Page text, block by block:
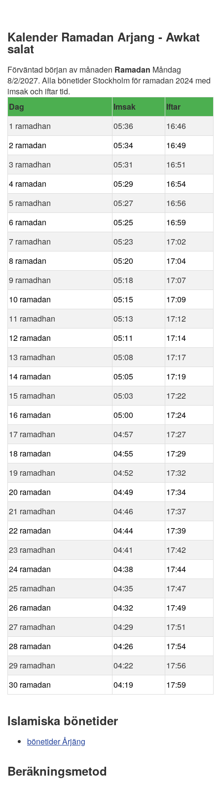
Kalender Ramadan Arjang - Awkat
salat
Förväntad början av månaden Ramadan Måndag
8/2/2027. Alla bönetider Stockholm för ramadan 2024 med
imsak och iftar tid.
Dag
Imsak
Iftar
1 ramadhan
05:36
16:46
2 ramadan
05:34
16:49
3 ramadhan
05:31
16:51
4 ramadan
05:29
16:54
5 ramadhan
05:27
16:56
6 ramadan
05:25
16:59
7 ramadhan
05:23
17:02
8 ramadan
05:20
17:04
9 ramadhan
05:18
17:07
10 ramadan
05:15
17:09
11 ramadhan
05:13
17:12
12 ramadan
05:11
17:14
13 ramadhan
05:08
17:17
14 ramadan
05:05
17:19
15 ramadhan
05:03
17:22
16 ramadan
05:00
17:24
17 ramadhan
04:57
17:27
18 ramadan
04:55
17:29
19 ramadhan
04:52
17:32
20 ramadan
04:49
17:34
21 ramadhan
04:46
17:37
22 ramadan
04:44
17:39
23 ramadhan
04:41
17:42
24 ramadan
04:38
17:44
25 ramadhan
04:35
17:47
26 ramadan
04:32
17:49
27 ramadhan
04:29
17:51
28 ramadan
04:26
17:54
29 ramadhan
04:22
17:56
30 ramadan
04:19 17:59
Islamiska bönetider
bönetider Årjäng
Beräkningsmetod